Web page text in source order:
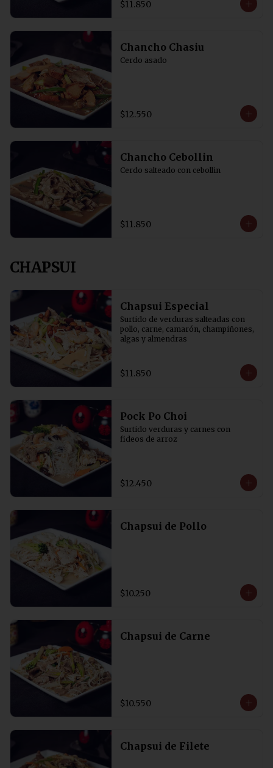
$11.850
Chancho Chasiu
Cerdo asado
$12.550
Chancho Cebollin
Cerdo salteado con cebollin
$11.850
CHAPSUI
Chapsui Especial
Surtido de verduras salteadas con
pollo, carne, camarón, champiñones,
algas y almendras
$11.850
Pock Po Choi
Surtido verduras y carnes con
fideos de arroz
$12.450
Chapsui de Pollo
$10.250
Chapsui de Carne
$10.550
Chapsui de Filete